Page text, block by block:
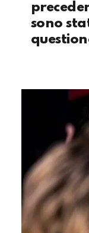
sono